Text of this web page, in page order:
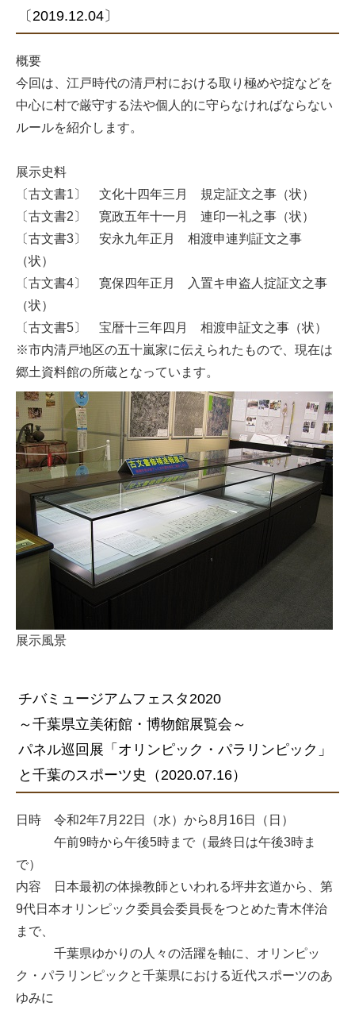
〔2019.12.04〕
概要
今回は、江戸時代の清戸村における取り極めや掟などを
中心に村で厳守する法や個人的に守らなければならない
ルールを紹介します。
展示史料
〔古文書1〕 文化十四年三月 規定証文之事（状）
〔古文書2〕 寛政五年十一月 連印一礼之事（状）
〔古文書3〕 安永九年正月 相渡申連判証文之事
（状）
〔古文書4〕 寛保四年正月 入置キ申盗人掟証文之事
（状）
〔古文書5〕 宝暦十三年四月 相渡申証文之事（状）
※市内清戸地区の五十嵐家に伝えられたもので、現在は
郷土資料館の所蔵となっています。
展示風景
チバミュージアムフェスタ2020
～千葉県立美術館・博物館展覧会～
パネル巡回展「オリンピック・パラリンピック」
と千葉のスポーツ史（2020.07.16）
日時 令和2年7月22日（水）から8月16日（日）
午前9時から午後5時まで（最終日は午後3時ま
で）
内容 日本最初の体操教師といわれる坪井玄道から、第
9代日本オリンピック委員会委員長をつとめた青木伴治
まで、
千葉県ゆかりの人々の活躍を軸に、オリンピッ
ク・パラリンピックと千葉県における近代スポーツのあ
ゆみに